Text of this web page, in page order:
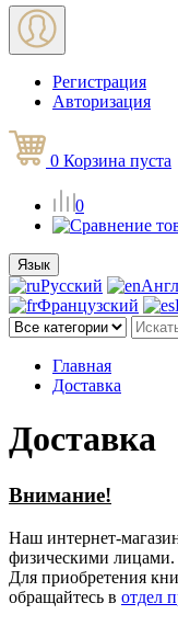
Регистрация
Авторизация
0 Корзина пуста
0
Язык
Русский
Французский
Главная
Доставка
Доставка
Внимание!
Наш интернет-
физическими лицами.
Для приобретения
обращайтесь в отдел